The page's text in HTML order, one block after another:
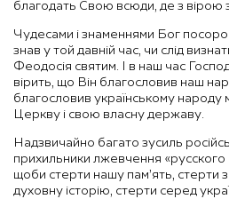
благодать Свою всюди, де з вірою
Чудесами і знаменнями Бог
знав у той давній час, чи слід
Феодосія святим. І в наш час
вірить, що Він благословив наш
благословив українському народу
Церкву і свою власну державу.
Надзвичайно багато зусиль
прихильники лжевчення «русского
щоби стерти нашу пам’ять, стерти
духовну історію, стерти серед